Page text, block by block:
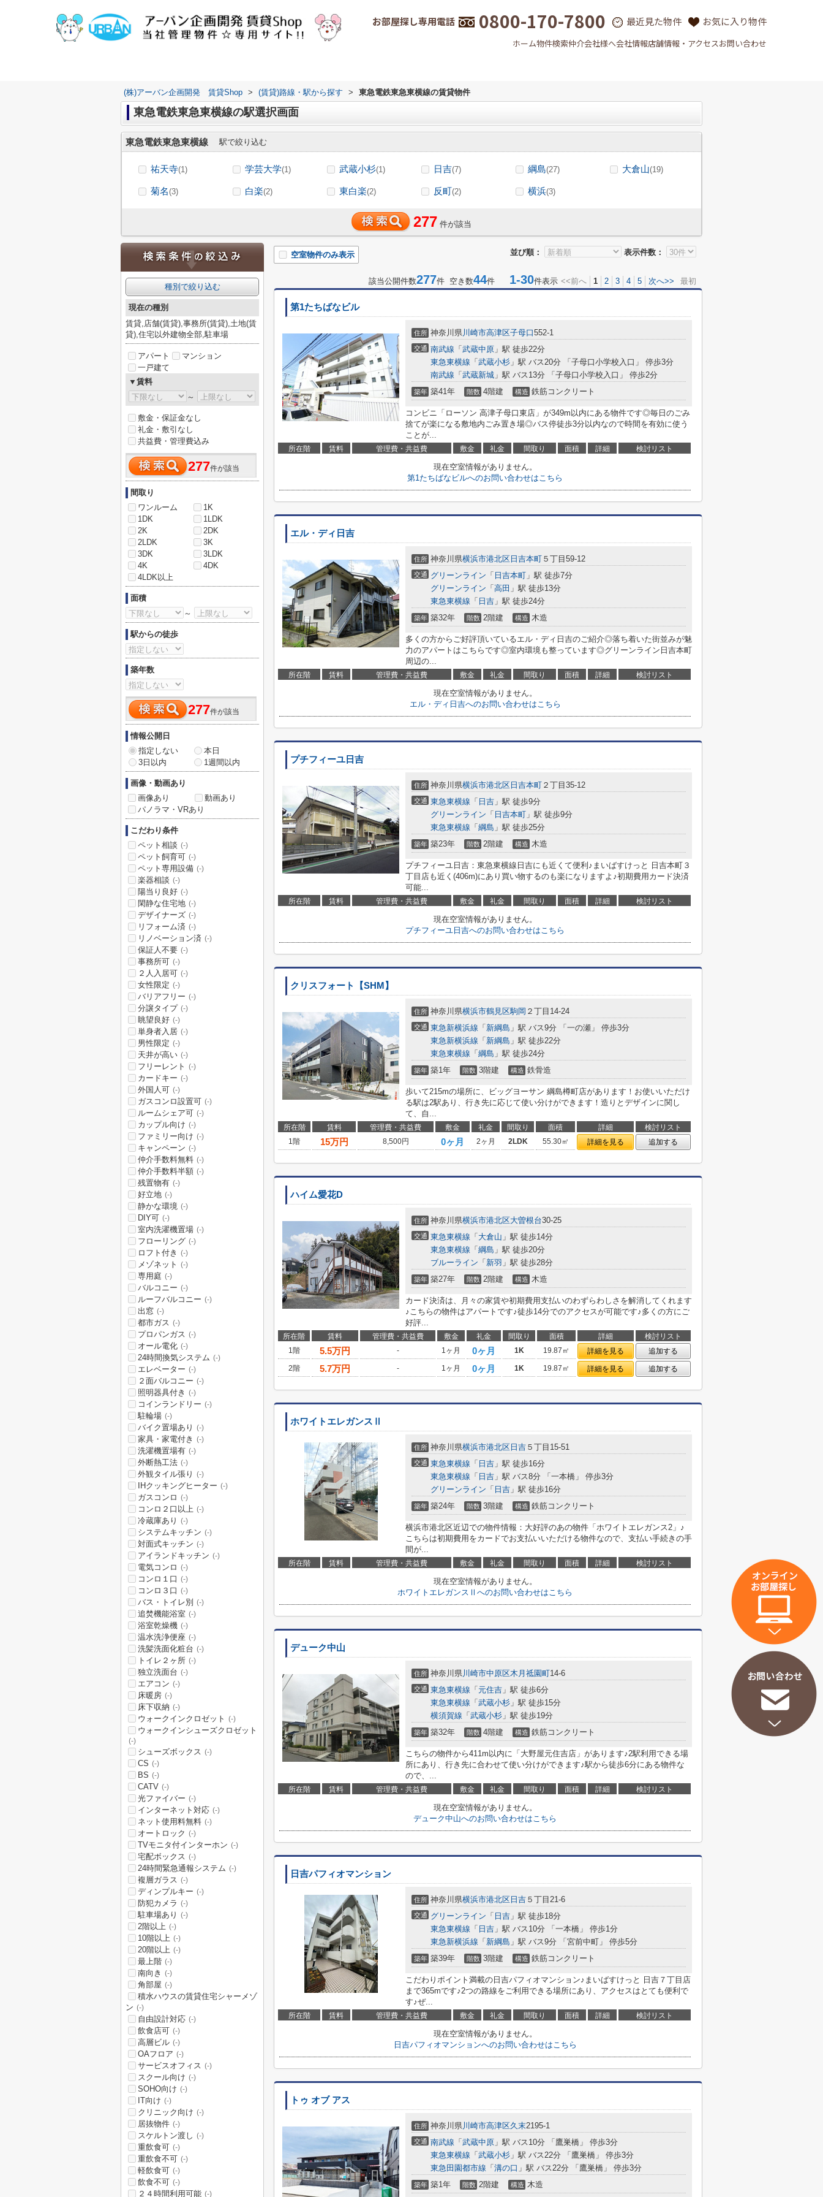
お部屋探し専用電話 0800-170-7800 最近見た物件 お気に入り物件
ホーム物件検索仲介会社様へ会社情報店舗情報・アクセスお問い合わせ
(株)アーバン企画開発 賃貸Shop > (賃貸)路線・駅から探す > 東急電鉄東急東横線の賃貸物件
東急電鉄東急東横線の駅選択画面
東急電鉄東急東横線 駅で絞り込む
祐天寺(1) 学芸大学(1) 武蔵小杉(1) 日吉(7) 綱島(27) 大倉山(19)
菊名(3) 白楽(2) 東白楽(2) 反町(2) 横浜(3)
277 件が該当
並び順： 表示件数：
空室物件のみ表示
該当公開件数277件 空き数44件 1-30件表示 <<前へ 1 2 3 4 5 次へ>> 最初
第1たちばなビル
住所 神奈川県川崎市高津区子母口552-1
交通 南武線 「 武蔵中原 」駅 徒歩22分
東急東横線 「 武蔵小杉 」駅 バス20分 「子母口小学校入口」 停歩3分
南武線 「 武蔵新城 」駅 バス13分 「子母口小学校入口」 停歩2分
築年 築41年 階数 4階建 構造 鉄筋コンクリート
コンビニ「ローソン 高津子母口東店」が349m以内にある物件です◎毎日のごみ
捨てが楽になる敷地内ごみ置き場◎バス停徒歩3分以内なので時間を有効に使う
ことが...
所在階 賃料 管理費・共益費 敷金 礼金 間取り 面積 詳細 検討リスト
現在空室情報がありません。
第1たちばなビルへのお問い合わせはこちら
エル・ディ日吉
住所 神奈川県横浜市港北区 日吉本町 ５丁目59-12
交通 グリーンライン 「 日吉本町 」駅 徒歩7分
グリーンライン 「 高田 」駅 徒歩13分
東急東横線 「 日吉 」駅 徒歩24分
築年 築32年 階数 2階建 構造 木造
多くの方からご好評頂いているエル・ディ日吉のご紹介◎落ち着いた街並みが魅
力のアパートはこちらです◎室内環境も整っています◎グリーンライン日吉本町
周辺の...
所在階 賃料 管理費・共益費 敷金 礼金 間取り 面積 詳細 検討リスト
現在空室情報がありません。
エル・ディ日吉へのお問い合わせはこちら
プチフィーユ日吉
住所 神奈川県横浜市港北区 日吉本町 ２丁目35-12
交通 東急東横線 「 日吉 」駅 徒歩9分
グリーンライン 「 日吉本町 」駅 徒歩9分
東急東横線 「 綱島 」駅 徒歩25分
築年 築23年 階数 2階建 構造 木造
プチフィーユ日吉：東急東横線日吉にも近くて便利♪まいばすけっと 日吉本町３
丁目店も近く(406m)にあり買い物するのも楽になりますよ♪初期費用カード決済
可能...
所在階 賃料 管理費・共益費 敷金 礼金 間取り 面積 詳細 検討リスト
現在空室情報がありません。
プチフィーユ日吉へのお問い合わせはこちら
クリスフォート【SHM】
住所 神奈川県横浜市鶴見区駒岡 ２丁目14-24
交通 東急新横浜線 「 新綱島 」駅 バス9分 「一の瀬」 停歩3分
東急新横浜線 「 新綱島 」駅 徒歩22分
東急東横線 「 綱島 」駅 徒歩24分
築年 築1年 階数 3階建 構造 鉄骨造
歩いて215mの場所に、ビッグヨーサン 綱島樽町店があります！お使いいただけ
る駅は2駅あり、行き先に応じて使い分けができます！造りとデザインに関し
て、自...
所在階 賃料 管理費・共益費 敷金 礼金 間取り 面積 詳細
検討リスト
1階
15万円 8,500円 0ヶ月 2ヶ月 2LDK 55.30㎡ 詳細を見る 追加する
ハイム愛花D
住所 神奈川県横浜市港北区大曽根台30-25
交通 東急東横線 「 大倉山 」駅 徒歩14分
東急東横線 「 綱島 」駅 徒歩20分
ブルーライン 「 新羽 」駅 徒歩28分
築年 築27年 階数 2階建 構造 木造
カード決済は、月々の家賃や初期費用支払いのわずらわしさを解消してくれます
♪こちらの物件はアパートです♪徒歩14分でのアクセスが可能です♪多くの方にご
好評...
所在階 賃料 管理費・共益費 敷金 礼金 間取り 面積 詳細
検討リスト
1階
5.5万円 - 1ヶ月 0ヶ月 1K 19.87㎡ 詳細を見る
追加する
2階
5.7万円 - 1ヶ月 0ヶ月 1K 19.87㎡ 詳細を見る 追加する
ホワイトエレガンスⅡ
住所 神奈川県横浜市港北区 日吉 ５丁目15-51
交通 東急東横線 「 日吉 」駅 徒歩16分
東急東横線 「 日吉 」駅 バス8分 「一本橋」 停歩3分
グリーンライン 「 日吉 」駅 徒歩16分
築年 築24年 階数 3階建 構造 鉄筋コンクリート
横浜市港北区近辺での物件情報：大好評のあの物件「ホワイトエレガンス2」♪
こちらは初期費用をカードでお支払いいただける物件なので、支払い手続きの手
間が...
所在階 賃料 管理費・共益費 敷金 礼金 間取り 面積 詳細 検討リスト
現在空室情報がありません。
ホワイトエレガンスⅡへのお問い合わせはこちら
デューク中山
住所 神奈川県川崎市中原区木月祗園町14-6
交通 東急東横線 「 元住吉 」駅 徒歩6分
東急東横線 「 武蔵小杉 」駅 徒歩15分
横須賀線 「 武蔵小杉 」駅 徒歩19分
築年 築32年 階数 4階建 構造 鉄筋コンクリート
こちらの物件から411m以内に「大野屋元住吉店」があります♪2駅利用できる場
所にあり、行き先に合わせて使い分けができます♪駅から徒歩6分にある物件な
ので、...
所在階 賃料 管理費・共益費 敷金 礼金 間取り 面積 詳細 検討リスト
現在空室情報がありません。
デューク中山へのお問い合わせはこちら
日吉パフィオマンション
住所 神奈川県横浜市港北区 日吉 ５丁目21-6
交通 グリーンライン 「 日吉 」駅 徒歩18分
東急東横線 「 日吉 」駅 バス10分 「一本橋」 停歩1分
東急新横浜線 「 新綱島 」駅 バス9分 「宮前中町」 停歩5分
築年 築39年 階数 3階建 構造 鉄筋コンクリート
こだわりポイント満載の日吉パフィオマンション♪まいばすけっと 日吉７丁目店
まで365mです♪2つの路線をご利用できる場所にあり、アクセスはとても便利で
す♪ぜ...
所在階 賃料 管理費・共益費 敷金 礼金 間取り 面積 詳細 検討リスト
現在空室情報がありません。
日吉パフィオマンションへのお問い合わせはこちら
トゥ オブ アス
住所 神奈川県川崎市高津区久末2195-1
交通 南武線 「 武蔵中原 」駅 バス10分 「鷹巣橋」 停歩3分
東急東横線 「 武蔵小杉 」駅 バス22分 「鷹巣橋」 停歩3分
東急田園都市線 「 溝の口 」駅 バス22分 「鷹巣橋」 停歩3分
築年 築1年 階数 2階建 構造 木造
種別で絞り込む
現在の種別
賃貸,店舗(賃貸),事務所(賃貸),土地(賃
貸),住宅以外建物全部,駐車場
アパート
マンション
一戸建て
▼賃料
～
敷金・保証金なし
礼金・敷引なし
共益費・管理費込み
277件が該当
間取り
ワンルーム
1K
1DK
1LDK
2K
2DK
2LDK
3K
3DK
3LDK
4K
4DK
4LDK以上
面積
～
駅からの徒歩
築年数
277件が該当
情報公開日
指定しない
本日
3日以内
1週間以内
画像・動画あり
画像あり
動画あり
パノラマ・VRあり
こだわり条件
ペット相談 (-)
ペット飼育可 (-)
ペット専用設備 (-)
楽器相談 (-)
陽当り良好 (-)
閑静な住宅地 (-)
デザイナーズ (-)
リフォーム済 (-)
リノベーション済 (-)
保証人不要 (-)
事務所可 (-)
２人入居可 (-)
女性限定 (-)
バリアフリー (-)
分譲タイプ (-)
眺望良好 (-)
単身者入居 (-)
男性限定 (-)
天井が高い (-)
フリーレント (-)
カードキー (-)
外国人可 (-)
ガスコンロ設置可 (-)
ルームシェア可 (-)
カップル向け (-)
ファミリー向け (-)
キャンペーン (-)
仲介手数料無料 (-)
仲介手数料半額 (-)
残置物有 (-)
好立地 (-)
静かな環境 (-)
DIY可 (-)
室内洗濯機置場 (-)
フローリング (-)
ロフト付き (-)
メゾネット (-)
専用庭 (-)
バルコニー (-)
ルーフバルコニー (-)
出窓 (-)
都市ガス (-)
プロパンガス (-)
オール電化 (-)
24時間換気システム (-)
エレベーター (-)
２面バルコニー (-)
照明器具付き (-)
コインランドリー (-)
駐輪場 (-)
バイク置場あり (-)
家具・家電付き (-)
洗濯機置場有 (-)
外断熱工法 (-)
外観タイル張り (-)
IHクッキングヒーター (-)
ガスコンロ (-)
コンロ２口以上 (-)
冷蔵庫あり (-)
システムキッチン (-)
対面式キッチン (-)
アイランドキッチン (-)
電気コンロ (-)
コンロ１口 (-)
コンロ３口 (-)
バス・トイレ別 (-)
追焚機能浴室 (-)
浴室乾燥機 (-)
温水洗浄便座 (-)
洗髪洗面化粧台 (-)
トイレ２ヶ所 (-)
独立洗面台 (-)
エアコン (-)
床暖房 (-)
床下収納 (-)
ウォークインクロゼット (-)
ウォークインシューズクロゼット
(-)
シューズボックス (-)
CS (-)
BS (-)
CATV (-)
光ファイバー (-)
インターネット対応 (-)
ネット使用料無料 (-)
オートロック (-)
TVモニタ付インターホン (-)
宅配ボックス (-)
24時間緊急通報システム (-)
複層ガラス (-)
ディンプルキー (-)
防犯カメラ (-)
駐車場あり (-)
2階以上 (-)
10階以上 (-)
20階以上 (-)
最上階 (-)
南向き (-)
角部屋 (-)
積水ハウスの賃貸住宅シャーメゾ
ン (-)
自由設計対応 (-)
飲食店可 (-)
高層ビル (-)
OAフロア (-)
サービスオフィス (-)
スクール向け (-)
SOHO向け (-)
IT向け (-)
クリニック向け (-)
居抜物件 (-)
スケルトン渡し (-)
重飲食可 (-)
重飲食不可 (-)
軽飲食可 (-)
飲食不可 (-)
２４時間利用可能 (-)